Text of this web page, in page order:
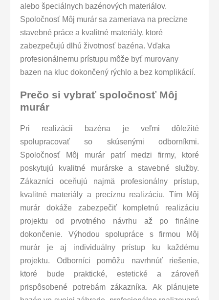
alebo špeciálnych bazénových materiálov.
Spoločnosť Môj murár sa zameriava na precízne
stavebné práce a kvalitné materiály, ktoré
zabezpečujú dlhú životnosť bazéna. Vďaka
profesionálnemu prístupu môže byť murovany
bazen na kluc dokončený rýchlo a bez komplikácií.
Prečo si vybrať spoločnosť Môj
murár
Pri realizácii bazéna je veľmi dôležité
spolupracovať so skúsenými odborníkmi.
Spoločnosť Môj murár patrí medzi firmy, ktoré
poskytujú kvalitné murárske a stavebné služby.
Zákazníci oceňujú najmä profesionálny prístup,
kvalitné materiály a precíznu realizáciu. Tím Môj
murár dokáže zabezpečiť kompletnú realizáciu
projektu od prvotného návrhu až po finálne
dokončenie. Výhodou spolupráce s firmou Môj
murár je aj individuálny prístup ku každému
projektu. Odborníci pomôžu navrhnúť riešenie,
ktoré bude praktické, estetické a zároveň
prispôsobené potrebám zákazníka. Ak plánujete